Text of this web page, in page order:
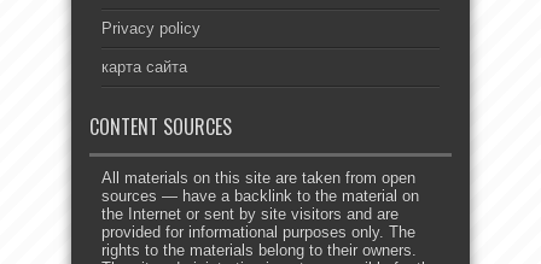
Privacy policy
карта сайта
CONTENT SOURCES
All materials on this site are taken from open
sources — have a backlink to the material on
the Internet or sent by site visitors and are
provided for informational purposes only. The
rights to the materials belong to their owners.